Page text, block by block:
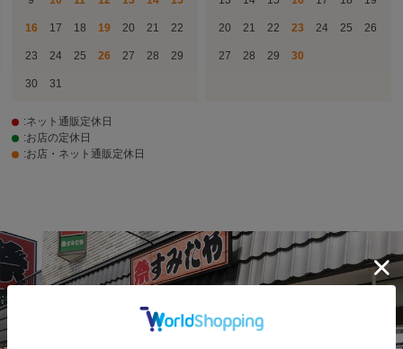
16 17 18 19 20 21 22
23 24 25 26 27 28 29
30 31
20 21 22 23 24 25 26
27 28 29 30
:ネット通販定休日
:お店の定休日
:お店・ネット通販定休日